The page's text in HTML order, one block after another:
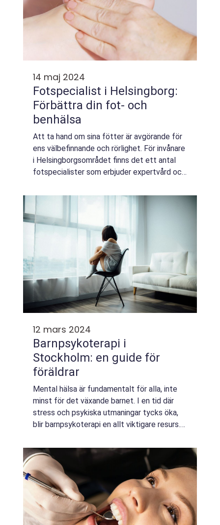
14 maj 2024
Fotspecialist i Helsingborg:
Förbättra din fot- och
benhälsa
Att ta hand om sina fötter är avgörande för
ens välbefinnande och rörlighet. För invånare
i Helsingborgsområdet finns det ett antal
fotspecialister som erbjuder expertvård och
12 mars 2024
Barnpsykoterapi i
Stockholm: en guide för
föräldrar
Mental hälsa är fundamentalt för alla, inte
minst för det växande barnet. I en tid där
stress och psykiska utmaningar tycks öka,
blir barnpsykoterapi en allt viktigare resurs.